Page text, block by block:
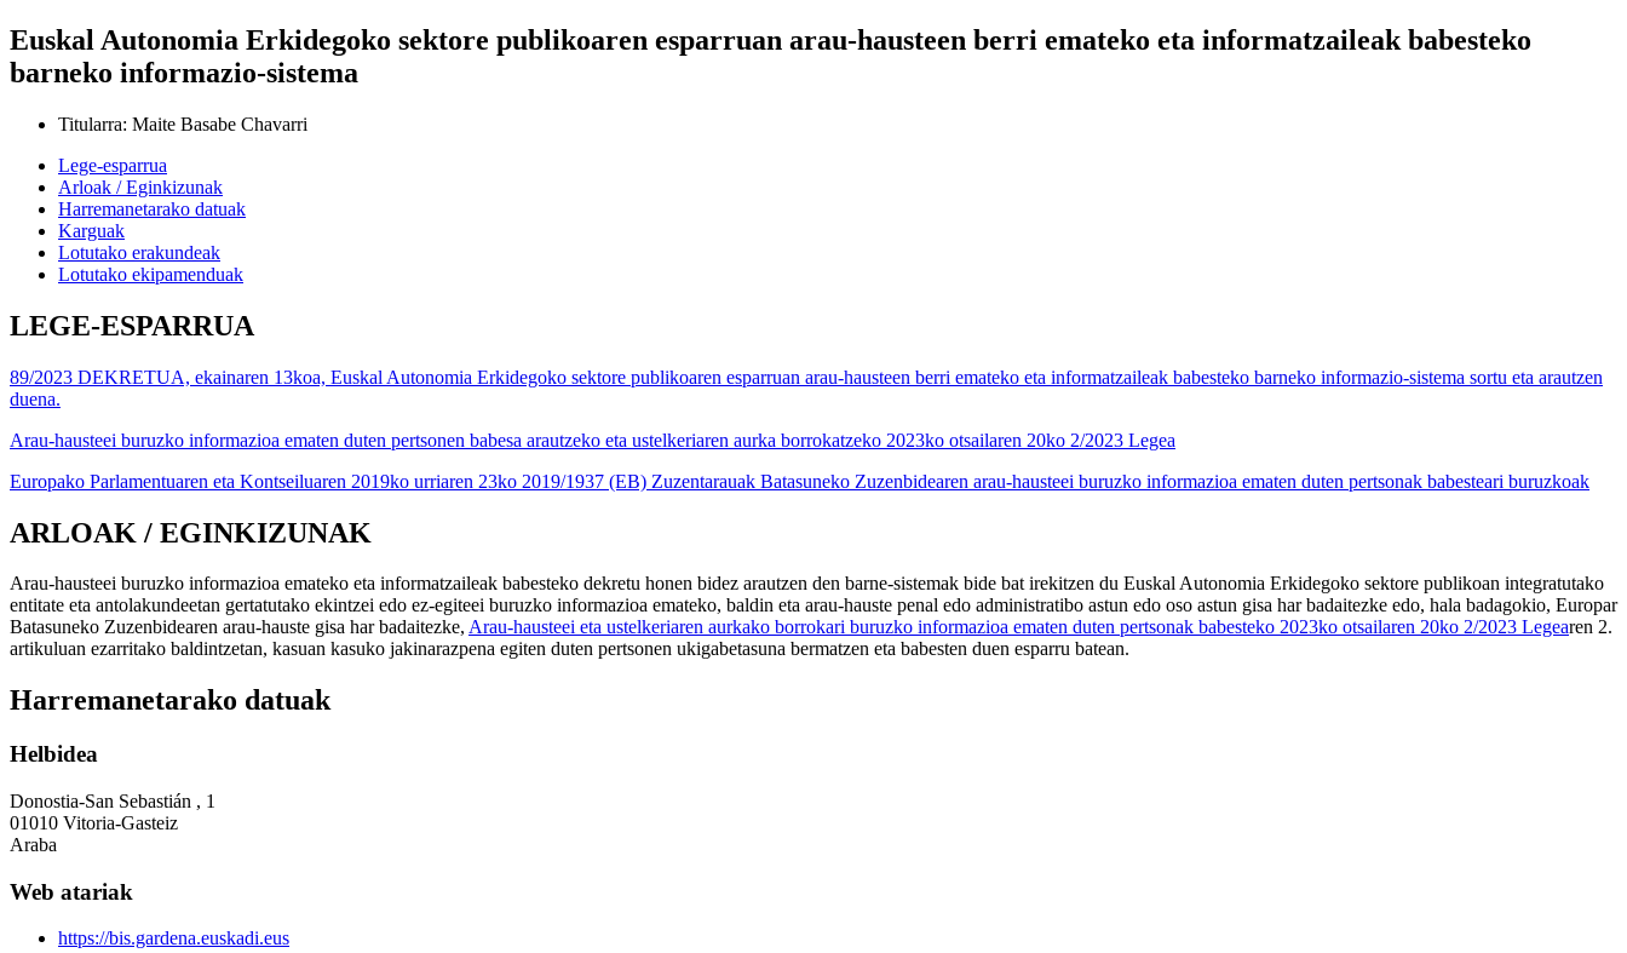
Euskal Autonomia Erkidegoko sektore publikoaren esparruan arau-hausteen berri emateko eta informatzaileak babesteko
barneko informazio-sistema
Titularra: Maite Basabe Chavarri
Lege-esparrua
Arloak / Eginkizunak
Harremanetarako datuak
Karguak
Lotutako erakundeak
Lotutako ekipamenduak
LEGE-ESPARRUA
89/2023 DEKRETUA, ekainaren 13koa, Euskal Autonomia Erkidegoko sektore publikoaren esparruan arau-hausteen berri emateko eta informatzaileak babesteko barneko informazio-sistema sortu eta arautzen
duena.
Arau-hausteei buruzko informazioa ematen duten pertsonen babesa arautzeko eta ustelkeriaren aurka borrokatzeko 2023ko otsailaren 20ko 2/2023 Legea
Europako Parlamentuaren eta Kontseiluaren 2019ko urriaren 23ko 2019/1937 (EB) Zuzentarauak Batasuneko Zuzenbidearen arau-hausteei buruzko informazioa ematen duten pertsonak babesteari buruzkoak
ARLOAK / EGINKIZUNAK
Arau-hausteei buruzko informazioa emateko eta informatzaileak babesteko dekretu honen bidez arautzen den barne-sistemak bide bat irekitzen du Euskal Autonomia Erkidegoko sektore publikoan integratutako
entitate eta antolakundeetan gertatutako ekintzei edo ez-egiteei buruzko informazioa emateko, baldin eta arau-hauste penal edo administratibo astun edo oso astun gisa har badaitezke edo, hala badagokio, Europar
Batasuneko Zuzenbidearen arau-hauste gisa har badaitezke, Arau-hausteei eta ustelkeriaren aurkako borrokari buruzko informazioa ematen duten pertsonak babesteko 2023ko otsailaren 20ko 2/2023 Legearen 2.
artikuluan ezarritako baldintzetan, kasuan kasuko jakinarazpena egiten duten pertsonen ukigabetasuna bermatzen eta babesten duen esparru batean.
Harremanetarako datuak
Helbidea
Donostia-San Sebastián , 1
01010 Vitoria-Gasteiz
Araba
Web atariak
https://bis.gardena.euskadi.eus